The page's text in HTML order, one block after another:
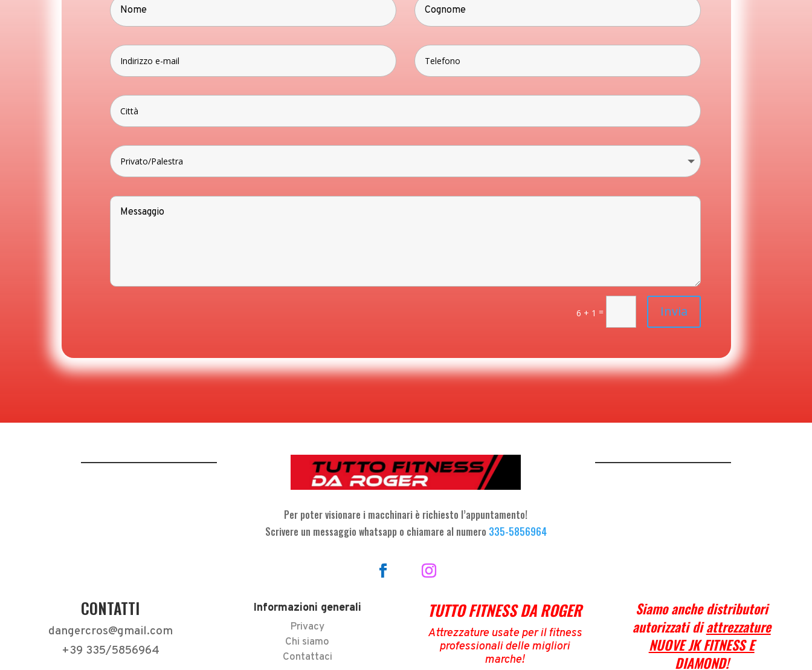
6 + 1 = Invia
Per poter visionare i macchinari è richiesto l’appuntamento!
Scrivere un messaggio whatsapp o chiamare al numero 335-5856964
CONTATTI
dangercros@gmail.com
+39 335/5856964
Informazioni generali
Privacy
Chi siamo
Contattaci
TUTTO FITNESS DA ROGER
Attrezzature usate per il fitness
professionali delle migliori
marche!
Siamo anche distributori
autorizzati diattrezzature
NUOVE JK FITNESS E
DIAMOND!